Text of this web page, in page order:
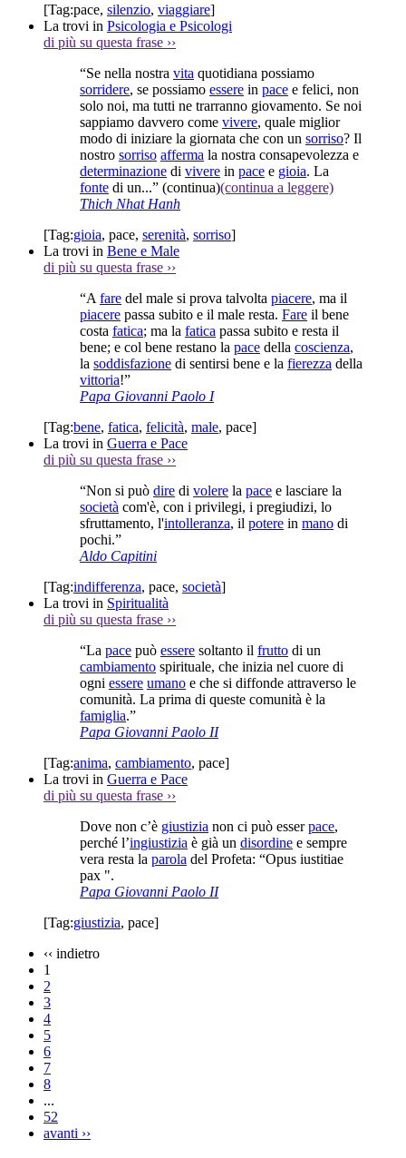
[Tag:pace, silenzio, viaggiare]
La trovi in Psicologia e Psicologi
di più su questa frase ››
“Se nella nostra vita quotidiana possiamo
sorridere, se possiamo essere in pace e felici, non
solo noi, ma tutti ne trarranno giovamento. Se noi
sappiamo davvero come vivere, quale miglior
modo di iniziare la giornata che con un sorriso? Il
nostro sorriso afferma la nostra consapevolezza e
determinazione di vivere in pace e gioia. La
fonte di un...” (continua)(continua a leggere)
Thich Nhat Hanh
[Tag:gioia, pace, serenità, sorriso]
La trovi in Bene e Male
di più su questa frase ››
“A fare del male si prova talvolta piacere, ma il
piacere passa subito e il male resta. Fare il bene
costa fatica; ma la fatica passa subito e resta il
bene; e col bene restano la pace della coscienza,
la soddisfazione di sentirsi bene e la fierezza della
vittoria!”
Papa Giovanni Paolo I
[Tag:bene, fatica, felicità, male, pace]
La trovi in Guerra e Pace
di più su questa frase ››
“Non si può dire di volere la pace e lasciare la
società com'è, con i privilegi, i pregiudizi, lo
sfruttamento, l'intolleranza, il potere in mano di
pochi.”
Aldo Capitini
[Tag:indifferenza, pace, società]
La trovi in Spiritualità
di più su questa frase ››
“La pace può essere soltanto il frutto di un
cambiamento spirituale, che inizia nel cuore di
ogni essere umano e che si diffonde attraverso le
comunità. La prima di queste comunità è la
famiglia.”
Papa Giovanni Paolo II
[Tag:anima, cambiamento, pace]
La trovi in Guerra e Pace
di più su questa frase ››
Dove non c’è giustizia non ci può esserpace,
perché l’ingiustizia è già un disordine e sempre
vera resta la parola del Profeta: “Opus iustitiae
pax ".
Papa Giovanni Paolo II
[Tag:giustizia, pace]
‹‹ indietro
1
2
3
4
5
6
7
8
...
52
avanti ››